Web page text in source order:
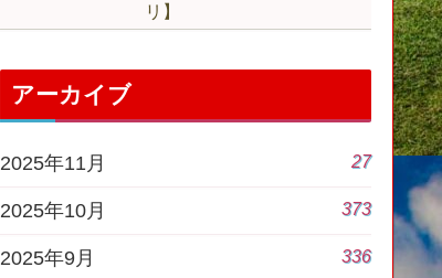
リ】
アーカイブ
2025年11月 27
2025年10月 373
2025年9月 336